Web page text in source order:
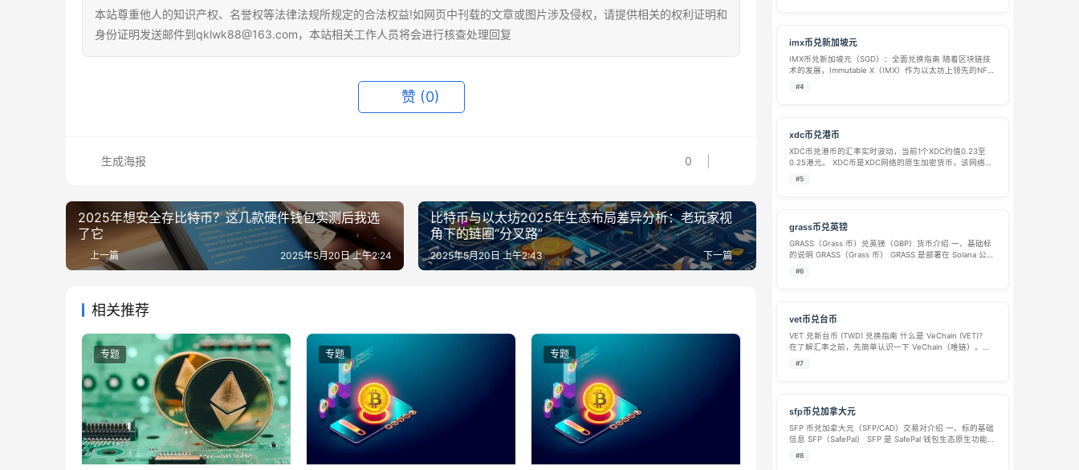
本站尊重他人的知识产权、名誉权等法律法规所规定的合法权益!如网页中刊载的文章或图片涉及侵权，请提供相关的权利证明和
身份证明发送邮件到qklwk88@163.com，本站相关工作人员将会进行核查处理回复
赞 (0)
0
生成海报
2025年想安全存比特币？这几款硬件钱包实测后我选
了它
上一篇 2025年5月20日 上午2:24
比特币与以太坊2025年生态布局差异分析：老玩家视
角下的链圈“分叉路”
下一篇
2025年5月20日 上午2:43
相关推荐
专题 专题 专题
imx币兑新加坡元
IMX币兑新加坡元（SGD）：全面兑换指南 随着区块链技
术的发展，Immutable X（IMX）作为以太坊上领先的NFT
二层扩容方案，正受到越来越多投资者的关注。对于新加
#4
xdc币兑港币
XDC币兑港币的汇率实时波动，当前1个XDC约值0.23至
0.25港元。 XDC币是XDC网络的原生加密货币，该网络是
专为全球贸易和金融设计的混合区块链平台。要了解XDC
#5
grass币兑英镑
GRASS（Grass 币）兑英镑（GBP）货币介绍 一、基础标
的说明 GRASS（Grass 币） GRASS 是部署在 Solana 公链
的DePIN 去中心化实体基础设施代币，项目主打分布式带
#6
vet币兑台币
VET 兑新台币 (TWD) 兑换指南 什么是 VeChain (VET)？
在了解汇率之前，先简单认识一下 VeChain（唯链）。它
是一条专注于供应链管理和商业流程的公有区块链平台，
#7
sfp币兑加拿大元
SFP 币兑加拿大元（SFP/CAD）交易对介绍 一、标的基础
信息 SFP（SafePal） SFP 是 SafePal 钱包生态原生功能型
代币，发行于币安智能链与以太坊网络，代币总供应量 5
#8